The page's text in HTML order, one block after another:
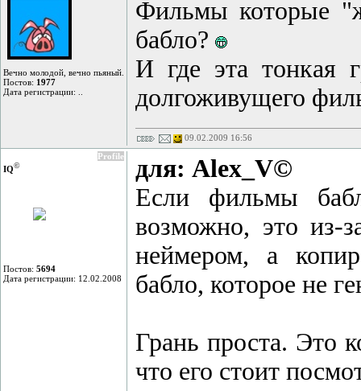
Вечно молодой, вечно пьяный.
Постов: 1977
Дата регистрации: ..
Фильмы которые
бабло?
И где эта тонкая
долгоживущего
09.02.2009 16:56
Profile
IQ©
Постов: 5694
Дата регистрации: 12.02.2008
для: Alex_V©
Если фильмы
возможно, это из-
неймером, а
бабло, которое не
Грань проста. Это
что его стоит